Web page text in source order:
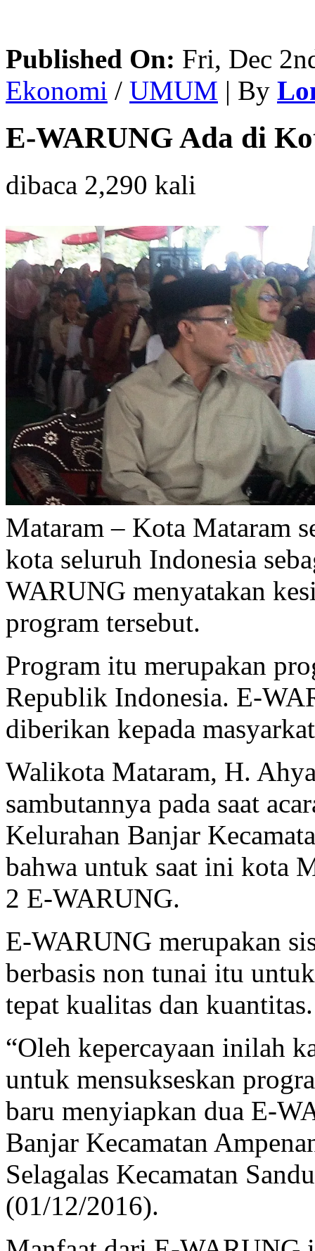
Published On: Fri, Dec
Ekonomi / UMUM | By
E-WARUNG Ada di
dibaca 2,290 kali
Mataram – Kota Mataram
kota seluruh Indonesia
WARUNG menyatakan
program tersebut.
Program itu merupakan
Republik Indonesia. E-
diberikan kepada
Walikota Mataram, H.
sambutannya pada saat
Kelurahan Banjar
bahwa untuk saat ini kota
2 E-WARUNG.
E-WARUNG merupakan
berbasis non tunai itu
tepat kualitas dan kuantitas.
“Oleh kepercayaan inilah
untuk mensukseskan
baru menyiapkan dua E-
Banjar Kecamatan
Selagalas Kecamatan
(01/12/2016).